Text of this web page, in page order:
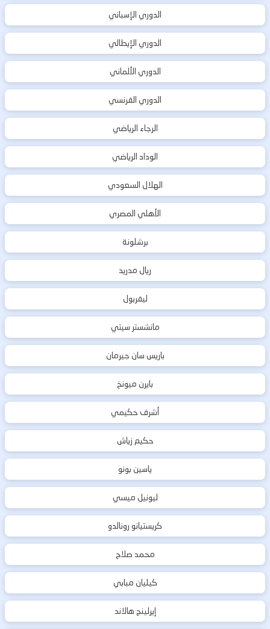
الدوري الإسباني
الدوري الإيطالي
الدوري الألماني
الدوري الفرنسي
الرجاء الرياضي
الوداد الرياضي
الهلال السعودي
الأهلي المصري
برشلونة
ريال مدريد
ليفربول
مانشستر سيتي
باريس سان جيرمان
بايرن ميونخ
أشرف حكيمي
حكيم زياش
ياسين بونو
ليونيل ميسي
كريستيانو رونالدو
محمد صلاح
كيليان مبابي
إيرلينج هالاند